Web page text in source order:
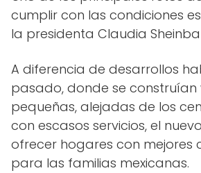
cumplir con las condiciones
la presidenta Claudia
A diferencia de desarrollos
pasado, donde se construían
pequeñas, alejadas de los
con escasos servicios, el
ofrecer hogares con mejores
para las familias mexicanas.